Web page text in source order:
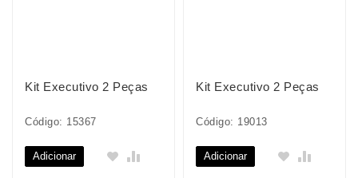
Kit Executivo 2 Peças
Código: 15367
Adicionar
Kit Executivo 2 Peças
Código: 19013
Adicionar